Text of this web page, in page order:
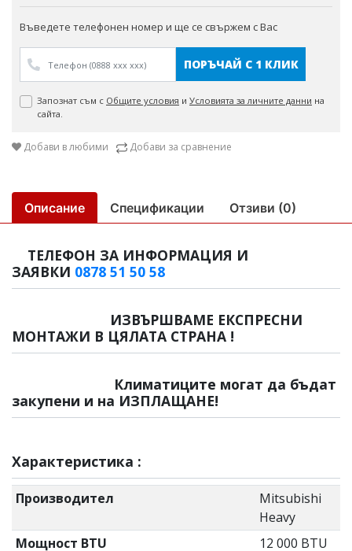
Въведете телефонен номер и ще се свържем с Вас
ПОРЪЧАЙ С 1 КЛИК
Запознат съм с Общите условия и Условията за личните данни на
сайта.
Добави в любими Добави за сравнение
Описание Спецификации Отзиви (0)
ТЕЛЕФОН ЗА ИНФОРМАЦИЯ И
ЗАЯВКИ 0878 51 50 58
ИЗВЪРШВАМЕ ЕКСПРЕСНИ
МОНТАЖИ В ЦЯЛАТА СТРАНА !
Климатиците могат да бъдат
закупени и на ИЗПЛАЩАНЕ!
Характеристика :
Производител
Mitsubishi
Heavy
Мощност BTU
12 000 BTU